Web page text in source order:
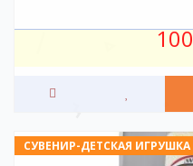
СУВЕНИР-ДЕТСКАЯ ИГРУШКА